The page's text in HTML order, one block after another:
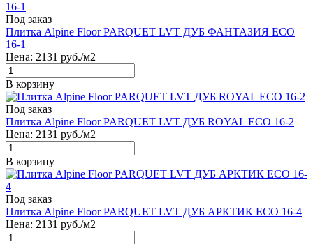
Под заказ
Плитка Alpine Floor PARQUET LVT ДУБ ФАНТАЗИЯ ЕСО
16-1
Цена: 2131 руб./м2
В корзину
Под заказ
Плитка Alpine Floor PARQUET LVT ДУБ ROYAL ЕСО 16-2
Цена: 2131 руб./м2
В корзину
Под заказ
Плитка Alpine Floor PARQUET LVT ДУБ АРКТИК ЕСО 16-4
Цена: 2131 руб./м2